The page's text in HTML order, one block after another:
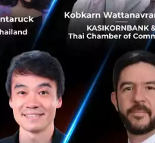
พย์แห่งประเทศไทย และ Money
อเศรษฐกิจและการลงทุน จัด
วิวัฒน์การลงทุนสู่ความ
Team
FinTech